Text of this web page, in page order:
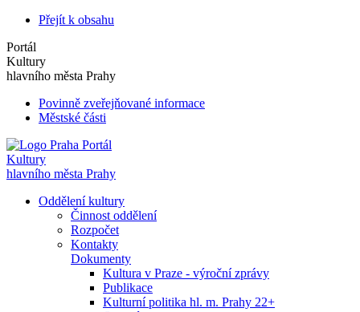
Přejít k obsahu
Portál
Kultury
hlavního města Prahy
Povinně zveřejňované informace
Městské části
Portál
Kultury
hlavního města Prahy
Oddělení kultury
Činnost oddělení
Rozpočet
Kontakty
Dokumenty
Kultura v Praze - výroční zprávy
Publikace
Kulturní politika hl. m. Prahy 22+